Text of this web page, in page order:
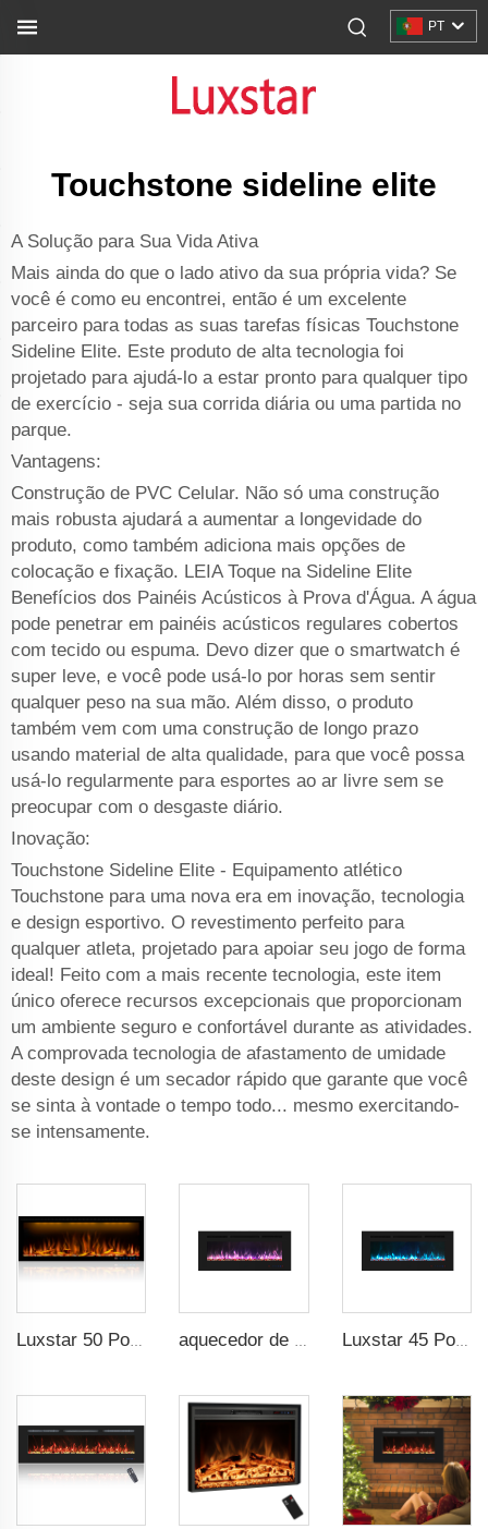
PT
Touchstone sideline elite
A Solução para Sua Vida Ativa
Mais ainda do que o lado ativo da sua própria vida? Se
você é como eu encontrei, então é um excelente
parceiro para todas as suas tarefas físicas Touchstone
Sideline Elite. Este produto de alta tecnologia foi
projetado para ajudá-lo a estar pronto para qualquer tipo
de exercício - seja sua corrida diária ou uma partida no
parque.
Vantagens:
Construção de PVC Celular. Não só uma construção
mais robusta ajudará a aumentar a longevidade do
produto, como também adiciona mais opções de
colocação e fixação. LEIA Toque na Sideline Elite
Benefícios dos Painéis Acústicos à Prova d'Água. A água
pode penetrar em painéis acústicos regulares cobertos
com tecido ou espuma. Devo dizer que o smartwatch é
super leve, e você pode usá-lo por horas sem sentir
qualquer peso na sua mão. Além disso, o produto
também vem com uma construção de longo prazo
usando material de alta qualidade, para que você possa
usá-lo regularmente para esportes ao ar livre sem se
preocupar com o desgaste diário.
Inovação:
Touchstone Sideline Elite - Equipamento atlético
Touchstone para uma nova era em inovação, tecnologia
e design esportivo. O revestimento perfeito para
qualquer atleta, projetado para apoiar seu jogo de forma
ideal! Feito com a mais recente tecnologia, este item
único oferece recursos excepcionais que proporcionam
um ambiente seguro e confortável durante as atividades.
A comprovada tecnologia de afastamento de umidade
deste design é um secador rápido que garante que você
se sinta à vontade o tempo todo... mesmo exercitando-
se intensamente.
Luxstar 50 Polegadas Lareiras Decorativas com Controle Remoto Inteligente LCD aquecedor de Mídia de 39 polegadas Moderno Recessado e de Parede com 13 Cores de Moldura Decorativa Luxstar 45 Polegadas Lareira Elétrica Moderna com Aquecedor, Recortada e Fixação na Parede com 13 Cores Decorativas no Moldura